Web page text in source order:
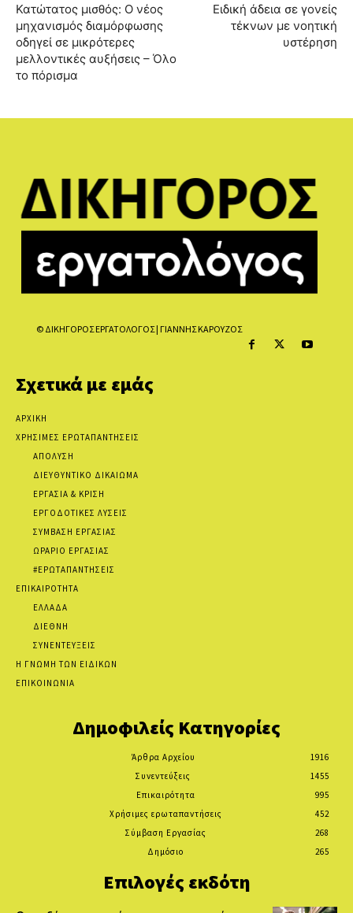
Κατώτατος μισθός: Ο νέος
μηχανισμός διαμόρφωσης
οδηγεί σε μικρότερες
μελλοντικές αυξήσεις – Όλο
το πόρισμα
Ειδική άδεια σε γονείς
τέκνων με νοητική
υστέρηση
© ΔΙΚΗΓΟΡΟΣ ΕΡΓΑΤΟΛΟΓΟΣ | ΓΙΑΝΝΗΣ ΚΑΡΟΥΖΟΣ
Σχετικά με εμάς
ΑΡΧΙΚΗ
ΧΡΗΣΙΜΕΣ ΕΡΩΤΑΠΑΝΤΗΣΕΙΣ
ΑΠΟΛΥΣΗ
ΔΙΕΥΘΥΝΤΙΚΟ ΔΙΚΑΙΩΜΑ
ΕΡΓΑΣΙΑ & ΚΡΙΣΗ
ΕΡΓΟΔΟΤΙΚΕΣ ΛΥΣΕΙΣ
ΣΥΜΒΑΣΗ ΕΡΓΑΣΙΑΣ
ΩΡΑΡΙΟ ΕΡΓΑΣΙΑΣ
#ΕΡΩΤΑΠΑΝΤΗΣΕΙΣ
ΕΠΙΚΑΙΡΟΤΗΤΑ
ΕΛΛΑΔΑ
ΔΙΕΘΝΗ
ΣΥΝΕΝΤΕΥΞΕΙΣ
Η ΓΝΩΜΗ ΤΩΝ ΕΙΔΙΚΩΝ
ΕΠΙΚΟΙΝΩΝΙΑ
Δημοφιλείς Κατηγορίες
Άρθρα Αρχείου
1916
Συνεντεύξεις
1455
Επικαιρότητα
995
Χρήσιμες ερωταπαντήσεις
452
Σύμβαση Εργασίας
268
Δημόσιο
265
Επιλογές εκδότη